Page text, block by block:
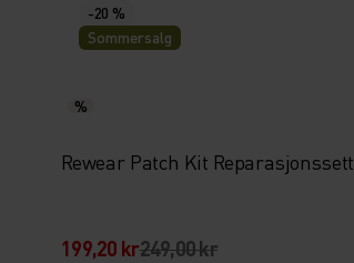
-20 %
Sommersalg
%
Rewear Patch Kit Reparasjonssett
199,20 kr249,00 kr